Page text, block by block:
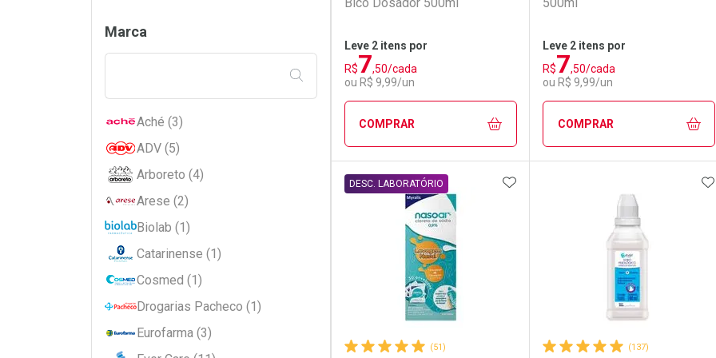
Leve 2 itens por
R$7,50/cada
ou R$ 9,99/un
COMPRAR
FECHAR
Laboratório
FECHAR
Por Menos
Leve 2 itens por
R$7,50/cada
ou R$ 9,99/un
COMPRAR
Laboratório
Por Menos
(51)
DESC. LABORATÓRIO ADICIONAR AOS FAVORITOS
(137)
Filtros
Marca
FILTRAR PELO TERMO DIGITADO
Aché (3)
ADV (5)
Arboreto (4)
Arese (2)
Biolab (1)
Catarinense (1)
Cosmed (1)
Drogarias Pacheco (1)
Eurofarma (3)